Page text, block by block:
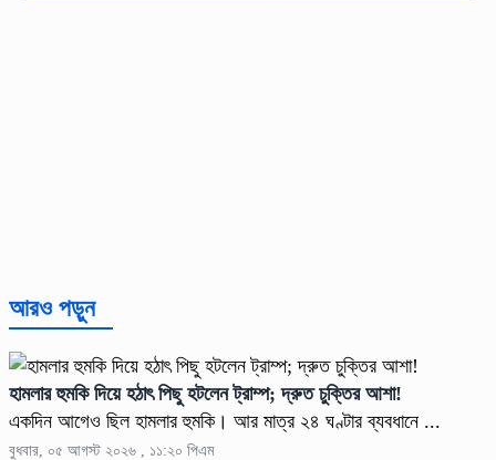
আরও পড়ুন
হামলার হুমকি দিয়ে হঠাৎ পিছু হটলেন ট্রাম্প; দ্রুত চুক্তির আশা!
একদিন আগেও ছিল হামলার হুমকি। আর মাত্র ২৪ ঘণ্টার ব্যবধানে ...
বুধবার, ০৫ আগস্ট ২০২৬ , ১১:২০ পিএম